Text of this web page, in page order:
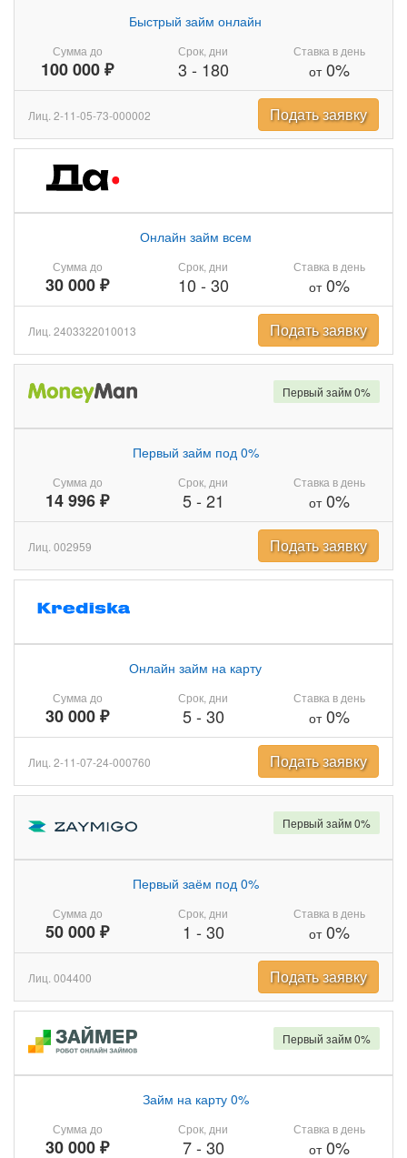
Сумма до
100 000 ₽
Быстрый займ онлайн
Срок, дни
3 - 180
Ставка в день
от0%
Лиц. 2-11-05-73-000002 Подать заявку
Сумма до
30 000 ₽
Онлайн займ всем
Срок, дни
10 - 30
Ставка в день
от0%
Лиц. 2403322010013 Подать заявку
Сумма до
14 996 ₽
Первый займ под 0%
Срок, дни
5- 21
Ставка в день
от0%
Первый займ 0%
Лиц. 002959 Подать заявку
Сумма до
30 000 ₽
Онлайн займ на карту
Срок, дни
5- 30
Ставка в день
от0%
Лиц. 2-11-07-24-000760 Подать заявку
Сумма до
50 000 ₽
Первый заём под 0%
Срок, дни
1 - 30
Ставка в день
от0%
Первый займ 0%
Лиц. 004400 Подать заявку
Сумма до
30 000 ₽
Займ на карту 0%
Срок, дни
7- 30
Ставка в день
от0%
Первый займ 0%